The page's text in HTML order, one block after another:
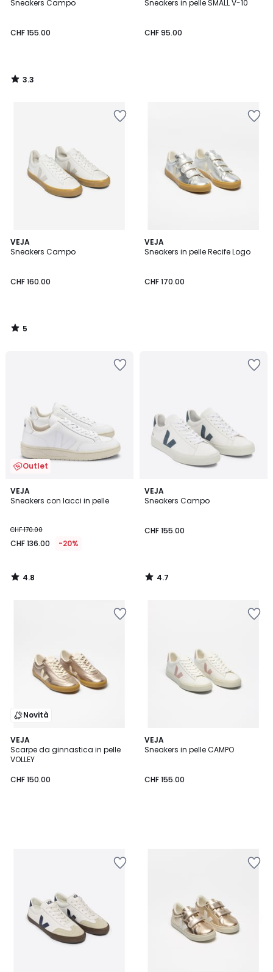
Sneakers Campo
CHF 155.00
/ 5
3.3
/
Sneakers in pelle SMALL V-10
CHF 95.00
VEJA
Sneakers Campo
CHF 160.00
5
/
5
/
VEJA
Sneakers in pelle Recife Logo
CHF 170.00
Outlet
VEJA
Sneakers con lacci in pelle
CHF 170.00
CHF 136.00 -20%
4.8
/ 5
4.8
/
VEJA
Sneakers Campo
CHF 155.00
4.7
/ 5
4.7
/
Novità
VEJA
Scarpe da ginnastica in pelle
VOLLEY
CHF 150.00
VEJA
Sneakers in pelle CAMPO
CHF 155.00